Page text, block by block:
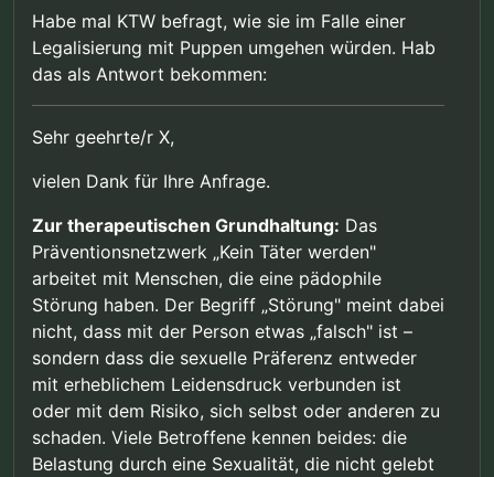
Habe mal KTW befragt, wie sie im Falle einer
Legalisierung mit Puppen umgehen würden. Hab
das als Antwort bekommen:
Sehr geehrte/r X,
vielen Dank für Ihre Anfrage.
Zur therapeutischen Grundhaltung: Das
Präventionsnetzwerk „Kein Täter werden"
arbeitet mit Menschen, die eine pädophile
Störung haben. Der Begriff „Störung" meint dabei
nicht, dass mit der Person etwas „falsch" ist –
sondern dass die sexuelle Präferenz entweder
mit erheblichem Leidensdruck verbunden ist
oder mit dem Risiko, sich selbst oder anderen zu
schaden. Viele Betroffene kennen beides: die
Belastung durch eine Sexualität, die nicht gelebt